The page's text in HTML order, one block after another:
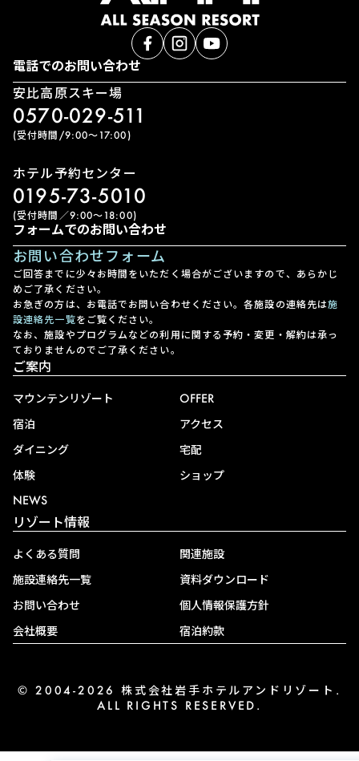
電話でのお問い合わせ
安比高原スキー場
0570-029-511
(受付時間/9:00〜17:00)
ホテル予約センター
0195-73-5010
(受付時間／9:00〜18:00)
フォームでのお問い合わせ
お問い合わせフォーム
ご回答までに少々お時間をいただく場合がございますので、あらかじ
めご了承ください。
お急ぎの方は、お電話でお問い合わせください。各施設の連絡先は施
設連絡先一覧をご覧ください。
なお、施設やプログラムなどの利用に関する予約・変更・解約は承っ
ておりませんのでご了承ください。
ご案内
マウンテンリゾート
宿泊
ダイニング
体験
NEWS
OFFER
アクセス
宅配
ショップ
リゾート情報
よくある質問
施設連絡先一覧
お問い合わせ
会社概要
関連施設
資料ダウンロード
個人情報保護方針
宿泊約款
© 2004-2026 株式会社岩手ホテルアンドリゾート.
ALL RIGHTS RESERVED.